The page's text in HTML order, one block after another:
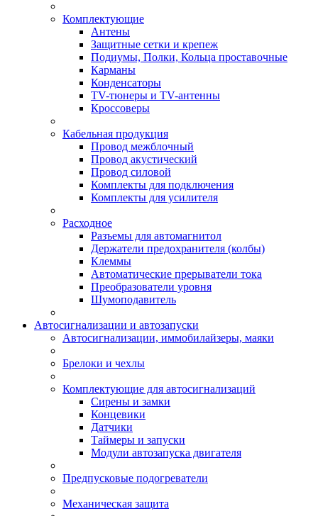
Комплектующие
Антены
Защитные сетки и крепеж
Подиумы, Полки, Кольца проставочные
Карманы
Конденсаторы
TV-тюнеры и TV-антенны
Кроссоверы
Кабельная продукция
Провод межблочный
Провод акустический
Провод силовой
Комплекты для подключения
Комплекты для усилителя
Расходное
Разъемы для автомагнитол
Держатели предохранителя (колбы)
Клеммы
Автоматические прерыватели тока
Преобразователи уровня
Шумоподавитель
Автосигнализации и автозапуски
Автосигнализации, иммобилайзеры, маяки
Брелоки и чехлы
Комплектующие для автосигнализаций
Сирены и замки
Концевики
Датчики
Таймеры и запуски
Модули автозапуска двигателя
Предпусковые подогреватели
Механическая защита